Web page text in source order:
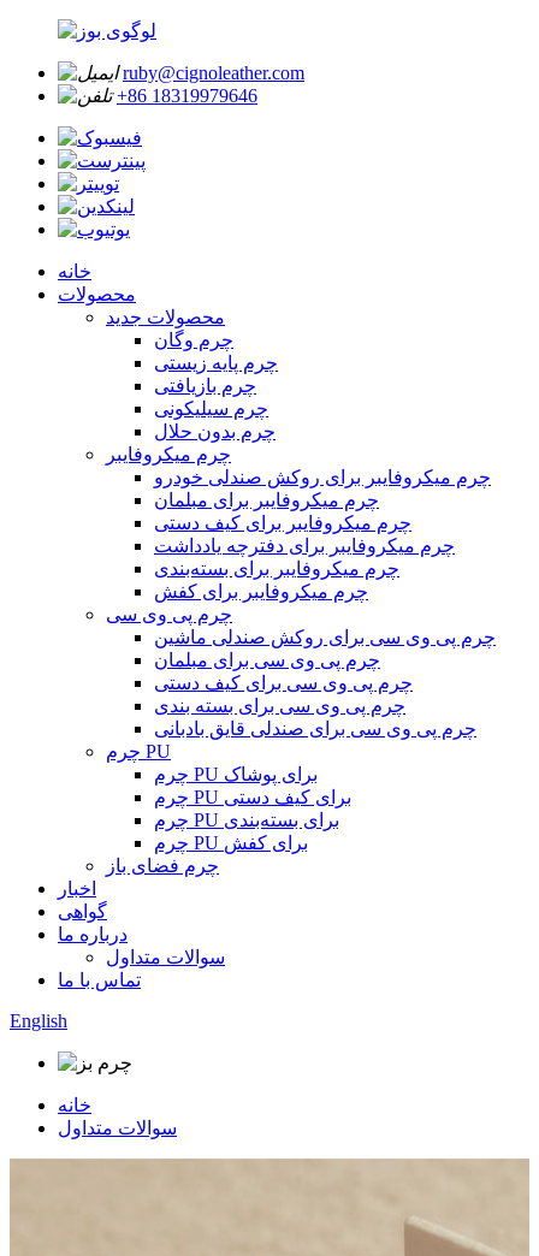
ruby@cignoleather.com
‎+86 18319979646‎
خانه
محصولات
محصولات جدید
چرم وگان
چرم پایه زیستی
چرم بازیافتی
چرم سیلیکونی
چرم بدون حلال
چرم میکروفایبر
چرم میکروفایبر برای روکش صندلی خودرو
چرم میکروفایبر برای مبلمان
چرم میکروفایبر برای کیف دستی
چرم میکروفایبر برای دفترچه یادداشت
چرم میکروفایبر برای بسته‌بندی
چرم میکروفایبر برای کفش
چرم پی وی سی
چرم پی وی سی برای روکش صندلی ماشین
چرم پی وی سی برای مبلمان
چرم پی وی سی برای کیف دستی
چرم پی وی سی برای بسته بندی
چرم پی وی سی برای صندلی قایق بادبانی
چرم PU
چرم PU برای پوشاک
چرم PU برای کیف دستی
چرم PU برای بسته‌بندی
چرم PU برای کفش
چرم فضای باز
اخبار
گواهی
درباره ما
سوالات متداول
تماس با ما
English
خانه
سوالات متداول